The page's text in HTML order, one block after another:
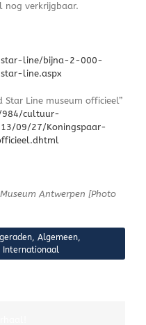
nog verkrijgbaar.
star-line/bijna-2-000-
line.aspx
Star Line museum officieel”
cultuur-
09/27/Koningspaar-
Antwerpen [Photo
, Algemeen,
Internationaal